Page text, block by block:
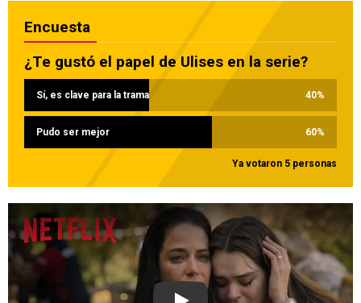
Encuesta
¿Te gustó el papel de Ulises en la serie?
Sí, es clave para la trama 40%
Pudo ser mejor 60%
Ya votaron 5 personas